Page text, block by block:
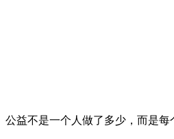
公益不是一个人做了多少，而是